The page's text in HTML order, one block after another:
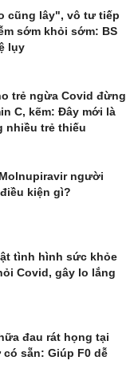
cũng lây", vô tư tiếp
sớm khỏi sớm: BS
lụy
trẻ ngừa Covid đừng
C, kẽm: Đây mới là
nhiều trẻ thiếu
người
kiện gì?
tình hình sức khỏe
Covid, gây lo lắng
đau rát họng tại
sẵn: Giúp F0 dễ